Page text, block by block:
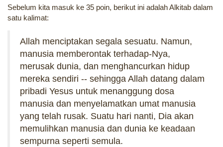
Sebelum kita masuk ke 35 poin, berikut ini adalah Alkitab dalam
satu kalimat:
Allah menciptakan segala sesuatu. Namun,
manusia memberontak terhadap-Nya,
merusak dunia, dan menghancurkan hidup
mereka sendiri -- sehingga Allah datang dalam
pribadi Yesus untuk menanggung dosa
manusia dan menyelamatkan umat manusia
yang telah rusak. Suatu hari nanti, Dia akan
memulihkan manusia dan dunia ke keadaan
sempurna seperti semula.